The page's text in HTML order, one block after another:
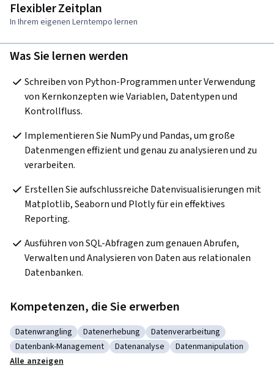
Flexibler Zeitplan
In Ihrem eigenen Lerntempo lernen
Was Sie lernen werden
Schreiben von Python-Programmen unter Verwendung
von Kernkonzepten wie Variablen, Datentypen und
Kontrollfluss.
Implementieren Sie NumPy und Pandas, um große
Datenmengen effizient und genau zu analysieren und zu
verarbeiten.
Erstellen Sie aufschlussreiche Datenvisualisierungen mit
Matplotlib, Seaborn und Plotly für ein effektives
Reporting.
Ausführen von SQL-Abfragen zum genauen Abrufen,
Verwalten und Analysieren von Daten aus relationalen
Datenbanken.
Kompetenzen, die Sie erwerben
Kategorie: Datenwrangling
Datenwrangling Kategorie: Datenerhebung
Datenerhebung Kategorie:
Datenverarbeitung
Kategorie: Datenbank-Management
Datenbank-Management Kategorie: Datenanalyse
Datenanalyse Kategorie:
Datenmanipulation
Alle anzeigen